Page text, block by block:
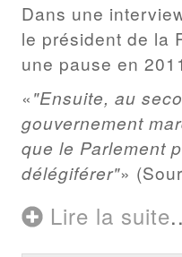
Dans une
le président de la
une pause en
"Ensuite, au
gouvernement
que le Parlement
délégiférer"
Lire la suite